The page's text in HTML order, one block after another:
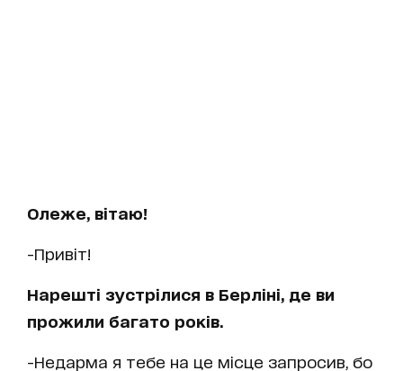
Олеже, вітаю!
-Привіт!
Нарешті зустрілися в Берліні, де ви
прожили багато років.
-Недарма я тебе на це місце запросив, бо